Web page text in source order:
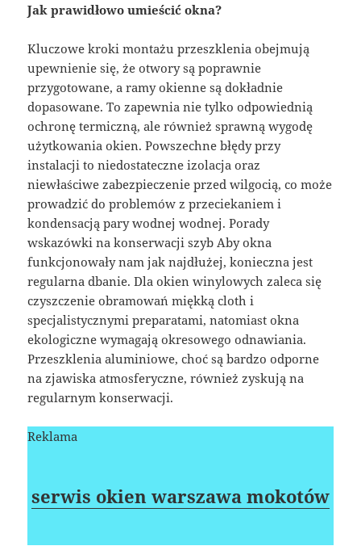
Jak prawidłowo umieścić okna?
Kluczowe kroki montażu przeszklenia obejmują
upewnienie się, że otwory są poprawnie
przygotowane, a ramy okienne są dokładnie
dopasowane. To zapewnia nie tylko odpowiednią
ochronę termiczną, ale również sprawną wygodę
użytkowania okien. Powszechne błędy przy
instalacji to niedostateczne izolacja oraz
niewłaściwe zabezpieczenie przed wilgocią, co może
prowadzić do problemów z przeciekaniem i
kondensacją pary wodnej wodnej. Porady
wskazówki na konserwacji szyb Aby okna
funkcjonowały nam jak najdłużej, konieczna jest
regularna dbanie. Dla okien winylowych zaleca się
czyszczenie obramowań miękką cloth i
specjalistycznymi preparatami, natomiast okna
ekologiczne wymagają okresowego odnawiania.
Przeszklenia aluminiowe, choć są bardzo odporne
na zjawiska atmosferyczne, również zyskują na
regularnym konserwacji.
Reklama
serwis okien warszawa mokotów